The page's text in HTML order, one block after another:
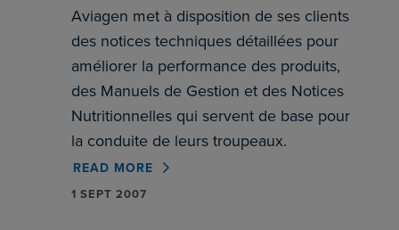
Aviagen met à disposition de ses clients
des notices techniques détaillées pour
améliorer la performance des produits,
des Manuels de Gestion et des Notices
Nutritionnelles qui servent de base pour
la conduite de leurs troupeaux.
READ MORE
1 SEPT 2007